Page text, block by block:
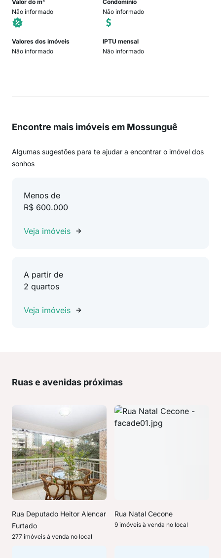
Valor do m²
Não informado
Condomínio
Não informado
Valores dos imóveis
Não informado
IPTU mensal
Não informado
Encontre mais imóveis em Mossunguê
Algumas sugestões para te ajudar a encontrar o imóvel dos
sonhos
Menos de
R$ 600.000
Veja imóveis
A partir de
2 quartos
Veja imóveis
Ruas e avenidas próximas
Rua Deputado Heitor Alencar
Furtado
277 imóveis à venda no local
Rua Natal Cecone
9 imóveis à venda no local